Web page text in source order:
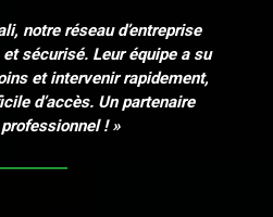
notre réseau d’entreprise
sécurisé. Leur équipe a su
et intervenir rapidement,
d’accès. Un partenaire
! »